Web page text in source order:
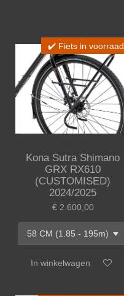
✔️ Fiets in voorraad
Kona Sutra Shimano
GRX RX610
(CUSTOMISED)
2024/2025
€ 2.600,00
In winkelwagen